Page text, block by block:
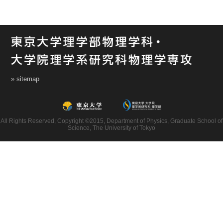
» sitemap
All Rights Reserved, Copyright ©2015, Department of Physics, Graduate School of
Science, The University of Tokyo